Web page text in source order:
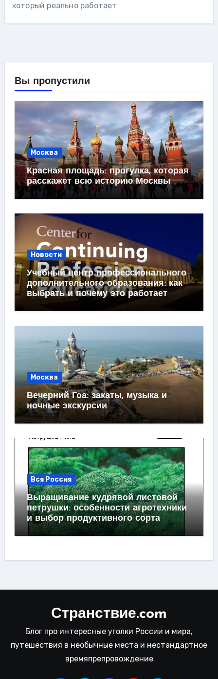
который реально работает
Вы пропустили
Москва
Красная площадь: прогулка, которая
расскажет всю историю Москвы
Новости
Учебный центр профессионального
дополнительного образования: как
выбрать и почему это работает
Москва
Вечерний Гоа: закаты, музыка и
ночные экскурсии
Вся Россия
Выращивание кудрявой листовой
петрушки: особенности агротехники
и выбор продуктивного сорта
Странствие.com
Блог про интересные уголки России и мира,
путешествия в необычные места и нестандартное
времяпрепровождение